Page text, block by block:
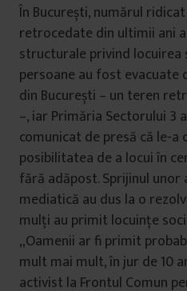
În București, numărul
retrocedate din ultimii ani
structurale privind locuirea
persoane au fost
din București – un teren
–, iar Primăria Sectorului 3
comunicat de presă că le-
posibilitatea de a locui în
fără adăpost. Sprijinul unor
mediatică au dus la o
mulți au primit locuințe
„Oamenii ar fi primit
mult mai mult, în jur de 10
activist la Frontul Comun